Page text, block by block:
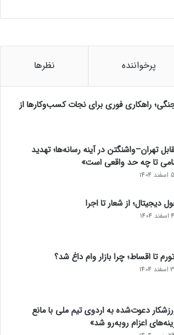
پرخواننده نظرها
راهکاری فوری برای نجات کسب‌وکارها از
تهران–واشنگتن در آینه رسانه‌ها؛ تهدید
تا چه حد واقعی است»
5 اسفند 1404
دیجیتال؛ از شعار تا اجرا
4 اسفند 1404
تا اقساط؛ چرا بازار وام داغ شد؟
3 اسفند 1404
دعوت‌شده به اردوی تیم ملی با مانع
اعزام روبه‌رو شد»